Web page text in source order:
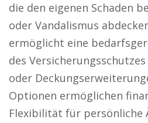
die den eigenen Schaden
oder Vandalismus
ermöglicht eine
des
oder
Optionen ermöglichen
Flexibilität für persönliche